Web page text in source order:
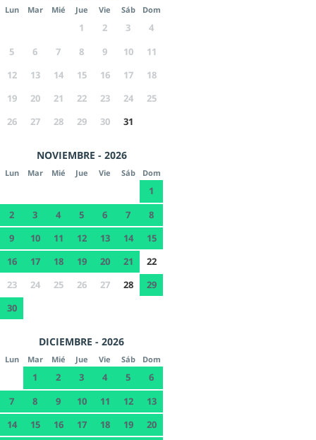
Lun Mar Mié Jue Vie Sáb Dom
1 2 3
4
5
6 7 8 9 10
11
12
13 14 15 16 17
18
19
20 21 22 23 24
25
26
27 28 29 30 31
NOVIEMBRE - 2026
Lun Mar Mié Jue Vie Sáb Dom
1
2
3 4 5 6 7
8
9
10 11 12 13 14
15
16
17 18 19 20 21
22
23
24 25 26 27 28
29
30
DICIEMBRE - 2026
Lun Mar Mié Jue Vie Sáb Dom
1 2 3 4 5
6
7
8 9 10 11 12
13
14
15 16 17 18 19
20